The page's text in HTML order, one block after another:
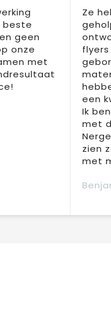
beste
geen
onze
met
Ze
een
Ik
met
zien
met